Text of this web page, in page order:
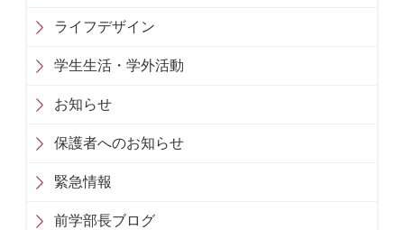
ライフデザイン
学生生活・学外活動
お知らせ
保護者へのお知らせ
緊急情報
前学部長ブログ